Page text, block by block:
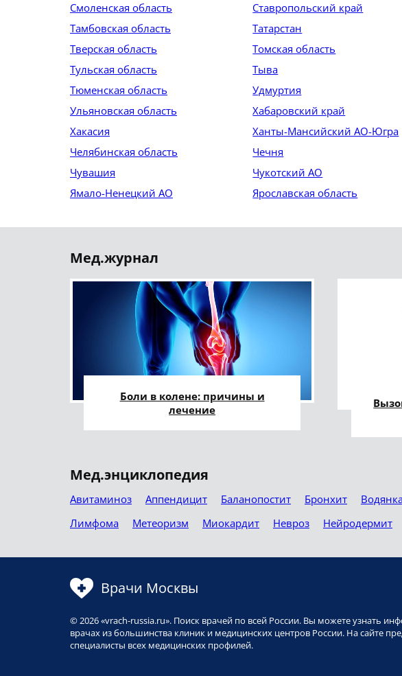
Смоленская область
Ставропольский край
Тамбовская область
Татарстан
Тверская область
Томская область
Тульская область
Тыва
Тюменская область
Удмуртия
Ульяновская область
Хабаровский край
Хакасия
Ханты-Мансийский АО-Югра
Челябинская область
Чечня
Чувашия
Чукотский АО
Ямало-Ненецкий АО
Ярославская область
Мед.журнал
Боли в колене: причины и
лечение
Мед.энциклопедия
Авитаминоз Аппендицит Баланопостит Бронхит
Лимфома
Метеоризм Миокардит Невроз Нейродермит
Врачи Москвы
© 2026 «vrach-russia.ru». Поиск врачей по всей России. Вы можете узнать
врачах из большинства клиник и медицинских центров России. На сайте
специалисты всех медицинских профилей.